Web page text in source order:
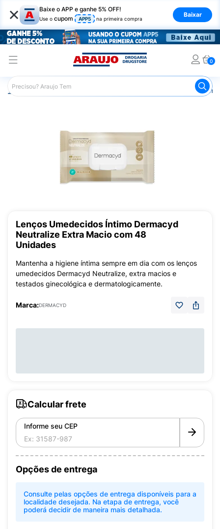
× Baixe o APP e ganhe 5% OFF!
Use o cupom APP5 na primeira compra
Baixar
0
Araujo Higiene Pessoal Lenço
Lenços Umedecidos Íntimo Dermacyd
Neutralize Extra Macio com 48
Unidades
Mantenha a higiene íntima sempre em dia com os lenços
umedecidos Dermacyd Neutralize, extra macios e
testados ginecológica e dermatologicamente.
Marca:DERMACYD
Calcular frete
Informe seu CEP
Opções de entrega
Consulte pelas opções de entrega disponíveis para a
localidade desejada. Na etapa de entrega, você
poderá decidir de maneira mais detalhada.